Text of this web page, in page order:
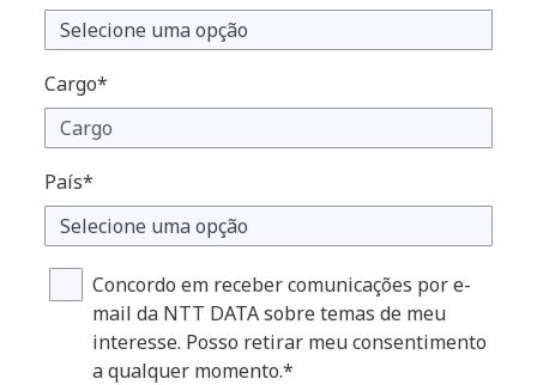
Cargo*
País*
Concordo em receber comunicações por e-
mail da NTT DATA sobre temas de meu
interesse. Posso retirar meu consentimento
a qualquer momento.*